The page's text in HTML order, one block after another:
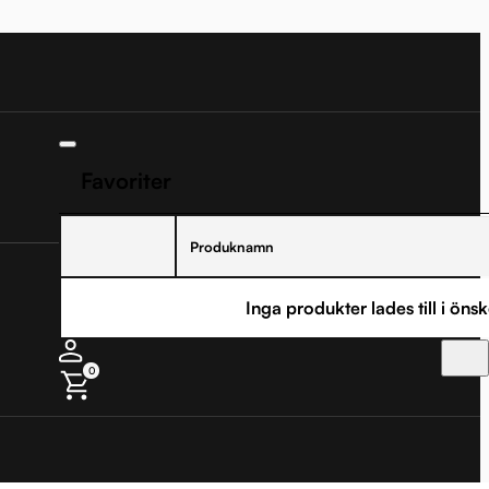
Produknamn
Inga produkter lades till i
0